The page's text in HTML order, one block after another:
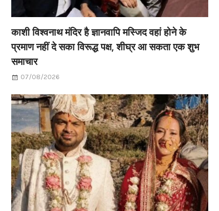
काशी विश्वनाथ मंदिर है ज्ञानवापि मस्जिद वहां होने के
प्रमाण नहीं दे सका विरूद्ध पक्ष, शीघ्र आ सकता एक शुभ
समाचार
07/08/2026